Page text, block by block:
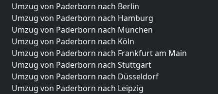
Umzug von Paderborn nach Berlin
Umzug von Paderborn nach Hamburg
Umzug von Paderborn nach München
Umzug von Paderborn nach Köln
Umzug von Paderborn nach Frankfurt am Main
Umzug von Paderborn nach Stuttgart
Umzug von Paderborn nach Düsseldorf
Umzug von Paderborn nach Leipzig